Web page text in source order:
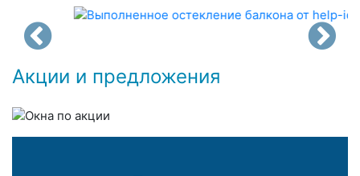
Акции и предложения